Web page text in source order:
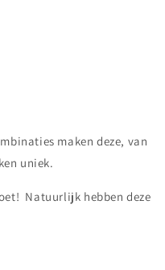
maken deze, van
uniek.
Natuurlijk hebben deze